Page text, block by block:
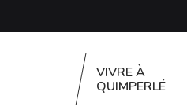
VIVRE À
QUIMPERLÉ